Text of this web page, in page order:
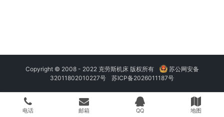
Copyright © 2008 - 2022 克劳斯机床 版权所有
苏公网安备
32011802010227号
苏ICP备2026011187号
电话 邮箱 QQ 地图